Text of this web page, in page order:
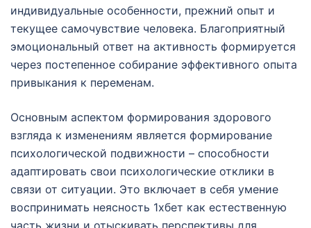
индивидуальные особенности, прежний опыт и
текущее самочувствие человека. Благоприятный
эмоциональный ответ на активность формируется
через постепенное собирание эффективного опыта
привыкания к переменам.
Основным аспектом формирования здорового
взгляда к изменениям является формирование
психологической подвижности – способности
адаптировать свои психологические отклики в
связи от ситуации. Это включает в себя умение
воспринимать неясность 1хбет как естественную
часть жизни и отыскивать перспективы для